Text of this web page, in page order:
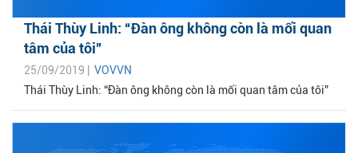
Thái Thùy Linh: “Đàn ông không còn là mối quan
tâm của tôi”
25/09/2019 | VOVVN
Thái Thùy Linh: “Đàn ông không còn là mối quan tâm của tôi”